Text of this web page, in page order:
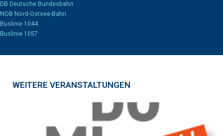
DB Deutsche Bundesbahn
NOB Nord-Ostsee-Bahn
Buslinie 1044
Buslinie 1057
WEITERE VERANSTALTUNGEN